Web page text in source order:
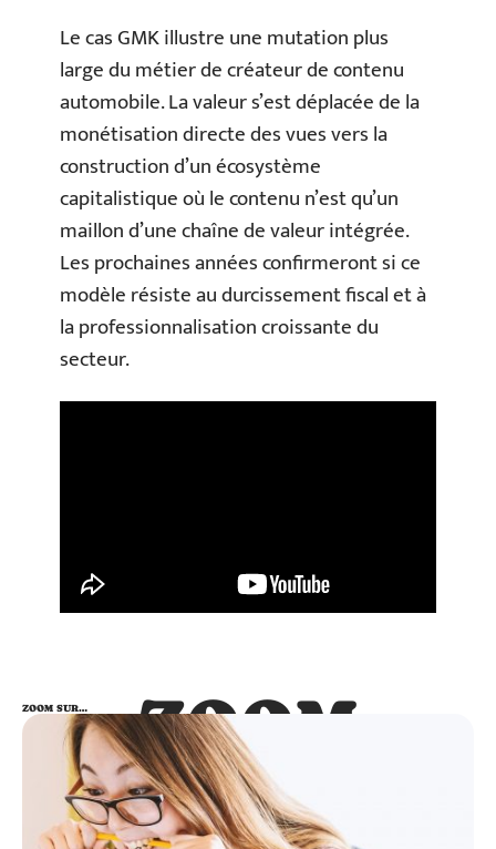
Le cas GMK illustre une mutation plus
large du métier de créateur de contenu
automobile. La valeur s’est déplacée de la
monétisation directe des vues vers la
construction d’un écosystème
capitalistique où le contenu n’est qu’un
maillon d’une chaîne de valeur intégrée.
Les prochaines années confirmeront si ce
modèle résiste au durcissement fiscal et à
la professionnalisation croissante du
secteur.
ZOOM
SUR…
ZOOM SUR…